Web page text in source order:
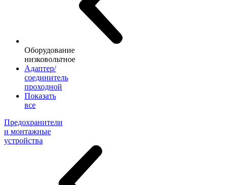
Оборудование
низковольтное
Адаптер/
соединитель
проходной
Показать
все
Предохранители
и монтажные
устройства